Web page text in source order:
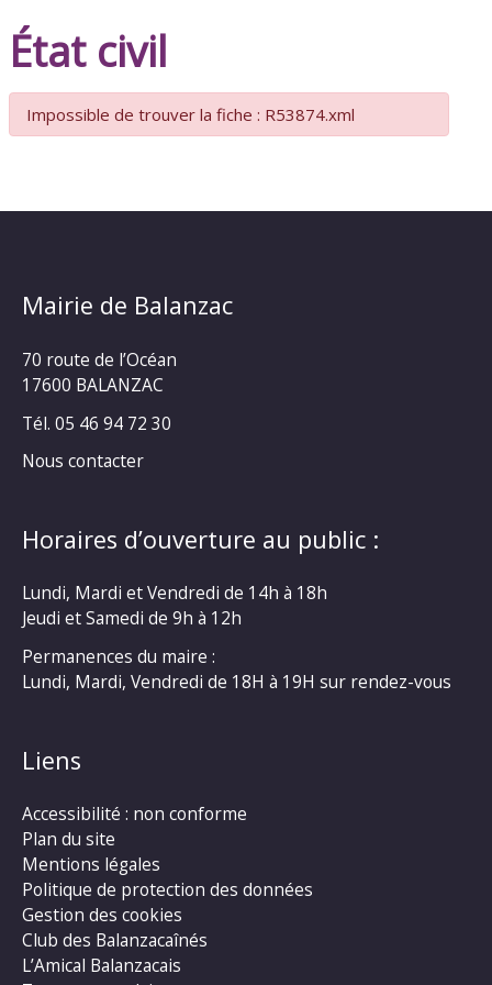
État civil
Impossible de trouver la fiche : R53874.xml
Mairie de Balanzac
70 route de l’Océan
17600 BALANZAC
Tél. 05 46 94 72 30
Nous contacter
Horaires d’ouverture au public :
Lundi, Mardi et Vendredi de 14h à 18h
Jeudi et Samedi de 9h à 12h
Permanences du maire :
Lundi, Mardi, Vendredi de 18H à 19H sur rendez-vous
Liens
Accessibilité : non conforme
Plan du site
Mentions légales
Politique de protection des données
Gestion des cookies
Club des Balanzacaînés
L’Amical Balanzacais